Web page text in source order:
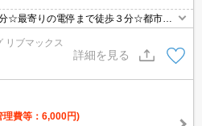
☆最寄りの電停まで徒歩３分☆都市ガ
ートロックありでセキュリティーは安
近隣のスーパーやコンビニまで徒歩圏
リブマックス
詳細を見る
理費等：6,000円)